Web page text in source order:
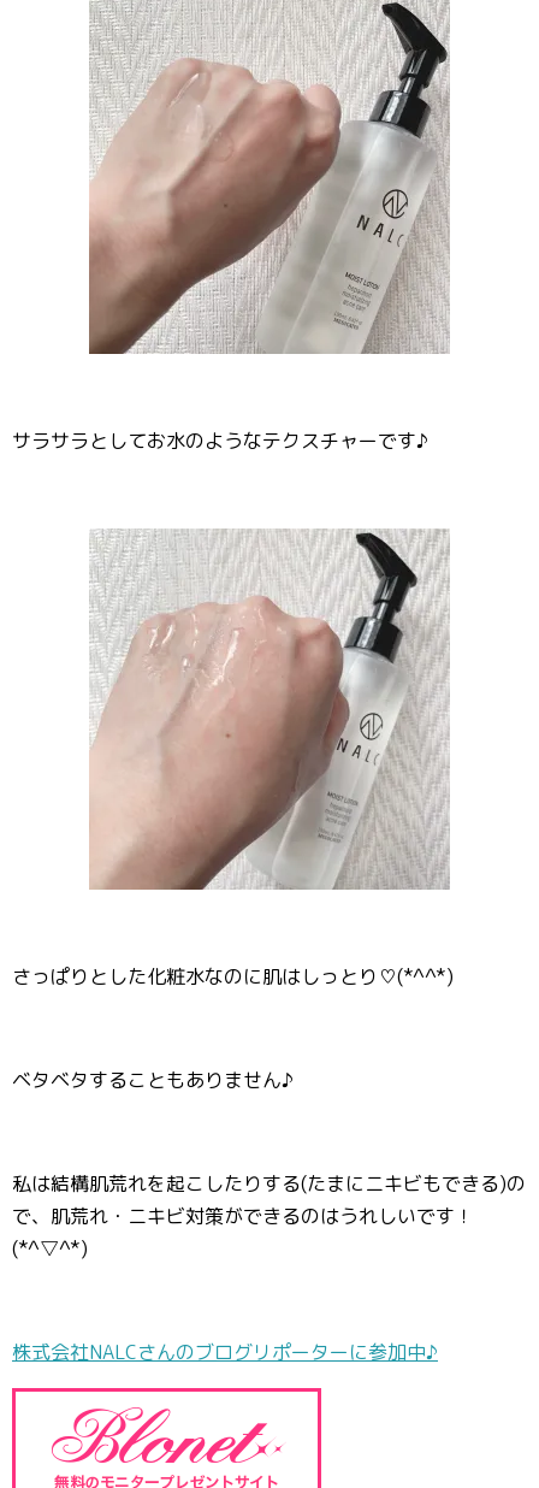
サラサラとしてお水のようなテクスチャーです♪
さっぱりとした化粧水なのに肌はしっとり♡(*^^*)
ベタベタすることもありません♪
私は結構肌荒れを起こしたりする(たまにニキビもできる)の
で、肌荒れ・ニキビ対策ができるのはうれしいです！
(*^▽^*)
株式会社NALCさんのブログリポーターに参加中♪